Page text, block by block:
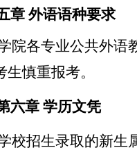
章 外语语种要求
院各专业公共外语
慎重报考。
六章 学历文凭
校招生录取的新生